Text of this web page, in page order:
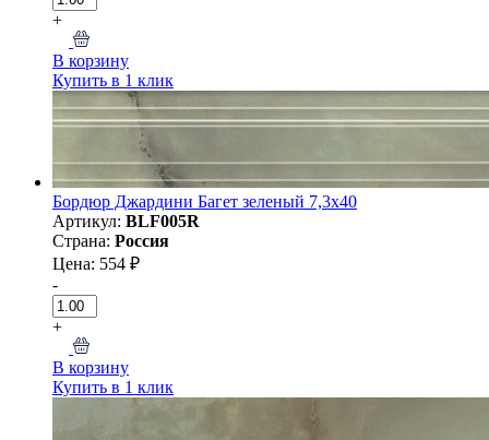
+
В корзину
Купить в 1 клик
Бордюр Джардини Багет зеленый 7,3x40
Артикул: BLF005R
Страна: Россия
Цена: 554 ₽
-
+
В корзину
Купить в 1 клик